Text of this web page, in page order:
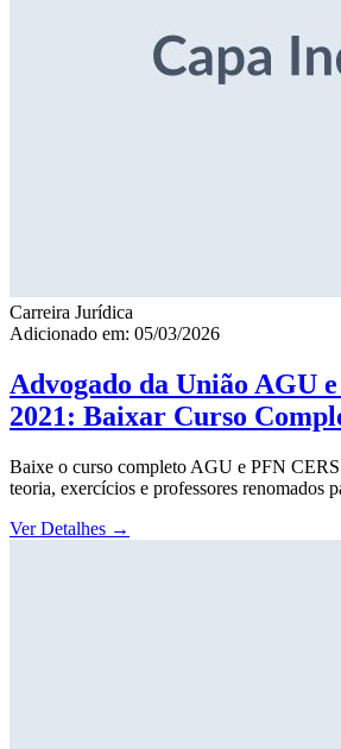
Carreira Jurídica
Adicionado em: 05/03/2026
Advogado da União AGU
2021: Baixar Curso
Baixe o curso completo AGU e PFN CERS
teoria, exercícios e professores renomados
Ver Detalhes →